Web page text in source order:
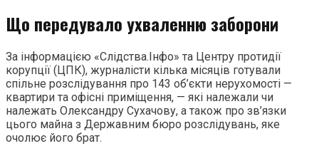
Що передувало ухваленню заборони
За інформацією «Слідства.Інфо» та Центру протидії
корупції (ЦПК), журналісти кілька місяців готували
спільне розслідування про 143 об’єкти нерухомості —
квартири та офісні приміщення, — які належали чи
належать Олександру Сухачову, а також про зв’язки
цього майна з Державним бюро розслідувань, яке
очолює його брат.